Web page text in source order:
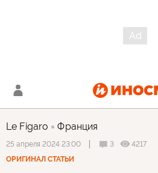
Le Figaro Франция
25 апреля 2024 23:00 3
4217
ОРИГИНАЛ СТАТЬИ